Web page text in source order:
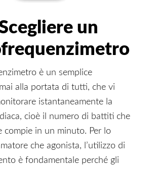
un
è un semplice
alla portata di tutti, che vi
istantaneamente la
cioè il numero di battiti che
compie in un minuto. Per lo
che agonista, l’utilizzo di
è fondamentale perché gli